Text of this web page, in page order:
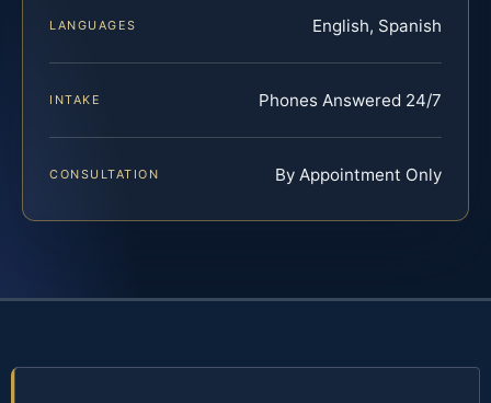
LANGUAGES English, Spanish
INTAKE Phones Answered 24/7
CONSULTATION By Appointment Only